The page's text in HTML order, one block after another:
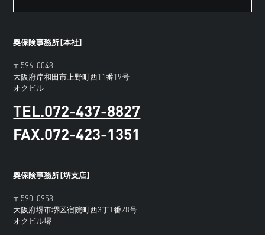
奥保険事務所【本社】
〒596-0048
大阪府岸和田市上野町西11番19号
オクビル
TEL.072-437-8827
FAX.072-423-1351
奥保険事務所【堺支店】
〒590-0958
大阪府堺市堺区宿院町西3丁1番28号
オクビル堺